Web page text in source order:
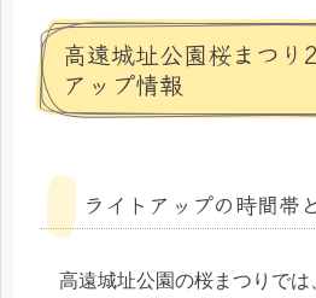
高遠城址公園桜まつり
アップ情報
ライトアップの時間帯
高遠城址公園の桜まつりでは